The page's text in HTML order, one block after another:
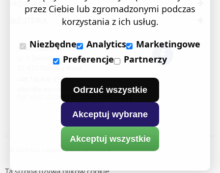
MOJE KONTO
Sklep Jubilerski "AZUR"
ul. 1 Sierpnia 24/105
37-450 Stalowa Wola
+48 730 840 357
NIP: 8651420440 REGON: 180831684
© 2024 Azur wszystkie prawa zastrzeżone
przez Ciebie lub zgromadzonymi podczas
korzystania z ich usług.
Niezbędne
Analytics
Marketingowe
Preferencje
Partnerzy
Odrzuć wszystkie
Akceptuj wybrane
Akceptuj wszystkie
Ta strona używa plików cookie